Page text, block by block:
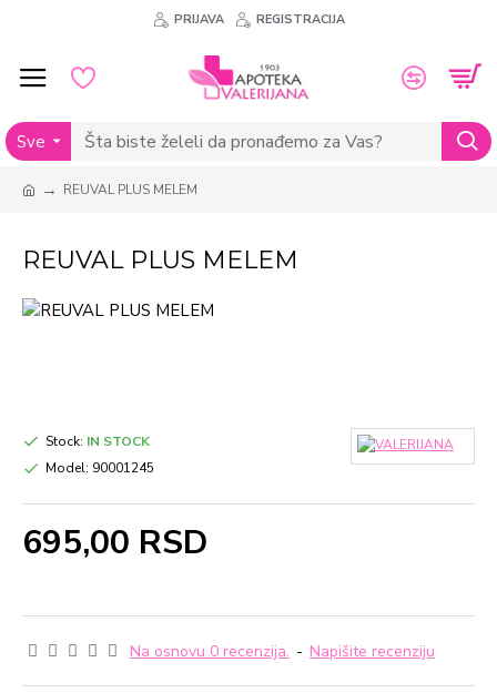
PRIJAVA REGISTRACIJA
Sve
REUVAL PLUS MELEM
REUVAL PLUS MELEM
Na osnovu 0 recenzija. - Napišite recenziju
695,00 RSD
Stock: IN STOCK
Model: 90001245